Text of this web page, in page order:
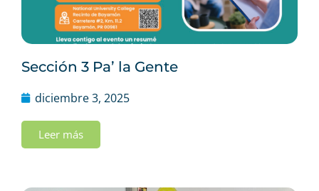
Sección 3 Pa’ la Gente
diciembre 3, 2025
Leer más